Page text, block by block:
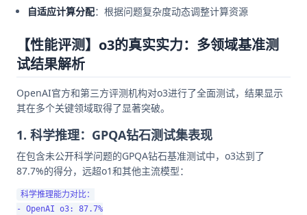
自适应计算分配：根据问题复杂度动态调整计算资源
【性能评测】o3的真实实力：多领域基准测
试结果解析
OpenAI官方和第三方评测机构对o3进行了全面测试，结果显示
其在多个关键领域取得了显著突破。
1. 科学推理：GPQA钻石测试集表现
在包含未公开科学问题的GPQA钻石基准测试中，o3达到了
87.7%的得分，远超o1和其他主流模型：
科学推理能力对比：
- OpenAI o3: 87.7%